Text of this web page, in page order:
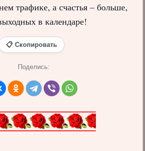
трафике, а счастья – больше,
в календаре!
📋 Скопировать
Поделись: